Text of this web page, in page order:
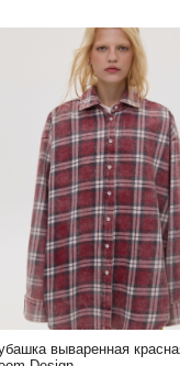
Beom Design